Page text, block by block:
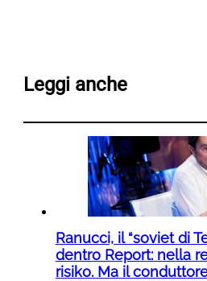
Leggi anche
Ranucci, il “soviet di
dentro Report: nella
risiko. Ma il